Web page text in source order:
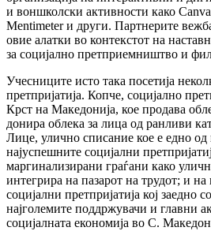
и воншколски активности како
Mentimeter и други. Партнерите
овие алатки во контекстот на
за социјално претприемништво и
Учесниците исто така посетија
претпријатија. Копче, социјално
Крст на Македонија, кое продава
донира облека за лица од ранливи
Лице, улично списание кое е едно од
најуспешните социјални
маргинализирани граѓани како
интегрира на пазарот на трудот; и на
социјални претпријатија кој
најголемите поддржувачи и главни
социјалната економија во С.